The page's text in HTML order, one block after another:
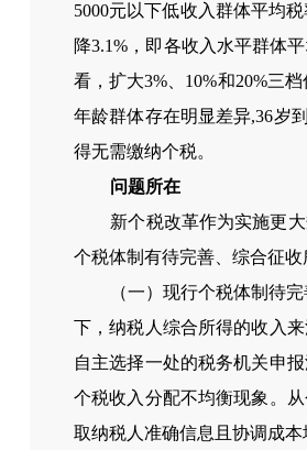
5000元以下低收入群体平均
降3.1%，即各收入水平群体
看，扩大3%、10%和20%三
年龄群体存在明显差异,36岁
得无需缴纳个税。
问题所在
新个税改革作为实施更大
个税体制有待完善、综合征收
（一）现行个税体制待完
下，纳税人综合所得的收入
自主选择一处的税务机关申
个税收入分配不均衡现象。
取纳税人准确信息且协调成